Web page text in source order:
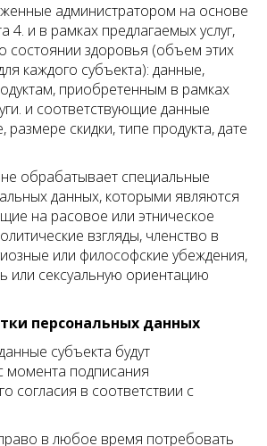
администратором на основе
4. и в рамках предлагаемых услуг,
состоянии здоровья (объем этих
каждого субъекта): данные,
приобретенным в рамках
и соответствующие данные
размере скидки, типе продукта, дате
обрабатывает специальные
данных, которыми являются
на расовое или этническое
взгляды, членство в
или философские убеждения,
или сексуальную ориентацию
персональных данных
субъекта будут
момента подписания
согласия в соответствии с
в любое время потребовать